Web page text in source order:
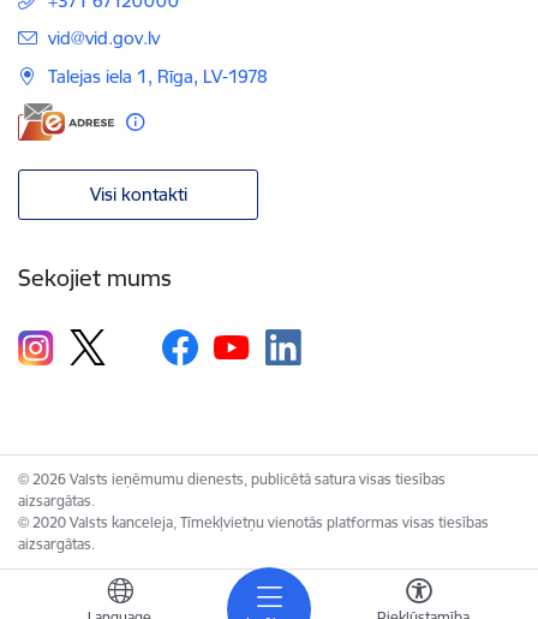
E-pasts:
vid@vid.gov.lv
Talejas iela 1, Rīga, LV-1978
Visi kontakti
Sekojiet mums
© 2026 Valsts ieņēmumu dienests, publicētā satura visas tiesības
aizsargātas.
© 2020 Valsts kanceleja, Tīmekļvietņu vienotās platformas visas tiesības
aizsargātas.